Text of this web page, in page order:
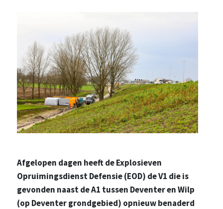
Afgelopen dagen heeft de Explosieven
Opruimingsdienst Defensie (EOD) de V1 die is
gevonden naast de A1 tussen Deventer en Wilp
(op Deventer grondgebied) opnieuw benaderd